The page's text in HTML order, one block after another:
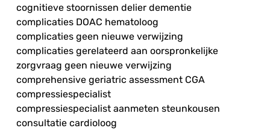
cognitieve stoornissen delier dementie
complicaties DOAC hematoloog
complicaties geen nieuwe verwijzing
complicaties gerelateerd aan oorspronkelijke
zorgvraag geen nieuwe verwijzing
comprehensive geriatric assessment CGA
compressiespecialist
compressiespecialist aanmeten steunkousen
consultatie cardioloog